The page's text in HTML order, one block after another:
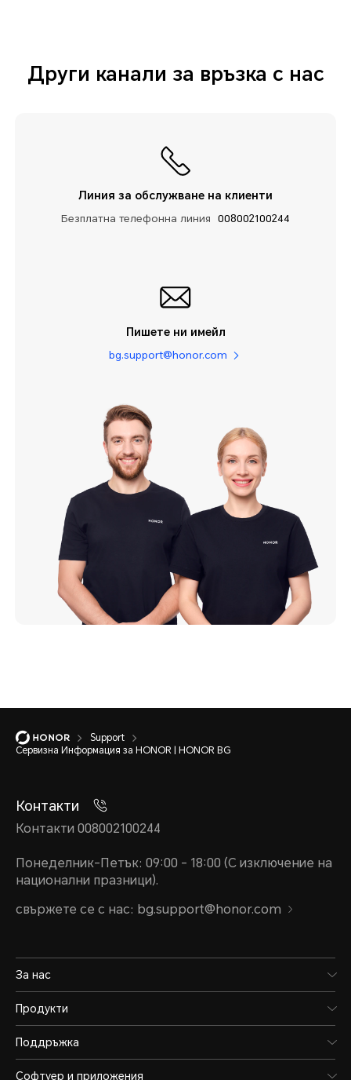
Други канали за връзка с нас
Линия за обслужване на клиенти
Безплатна телефонна линия 008002100244
Пишете ни имейл
bg.support@honor.com
Support
Сервизна Информация за HONOR | HONOR BG
Контакти
Контакти 008002100244
Понеделник-Петък: 09:00 - 18:00 (С изключение на
национални празници).
свържете се с нас: bg.support@honor.com
За нас
Продукти
Поддръжка
Софтуер и приложения